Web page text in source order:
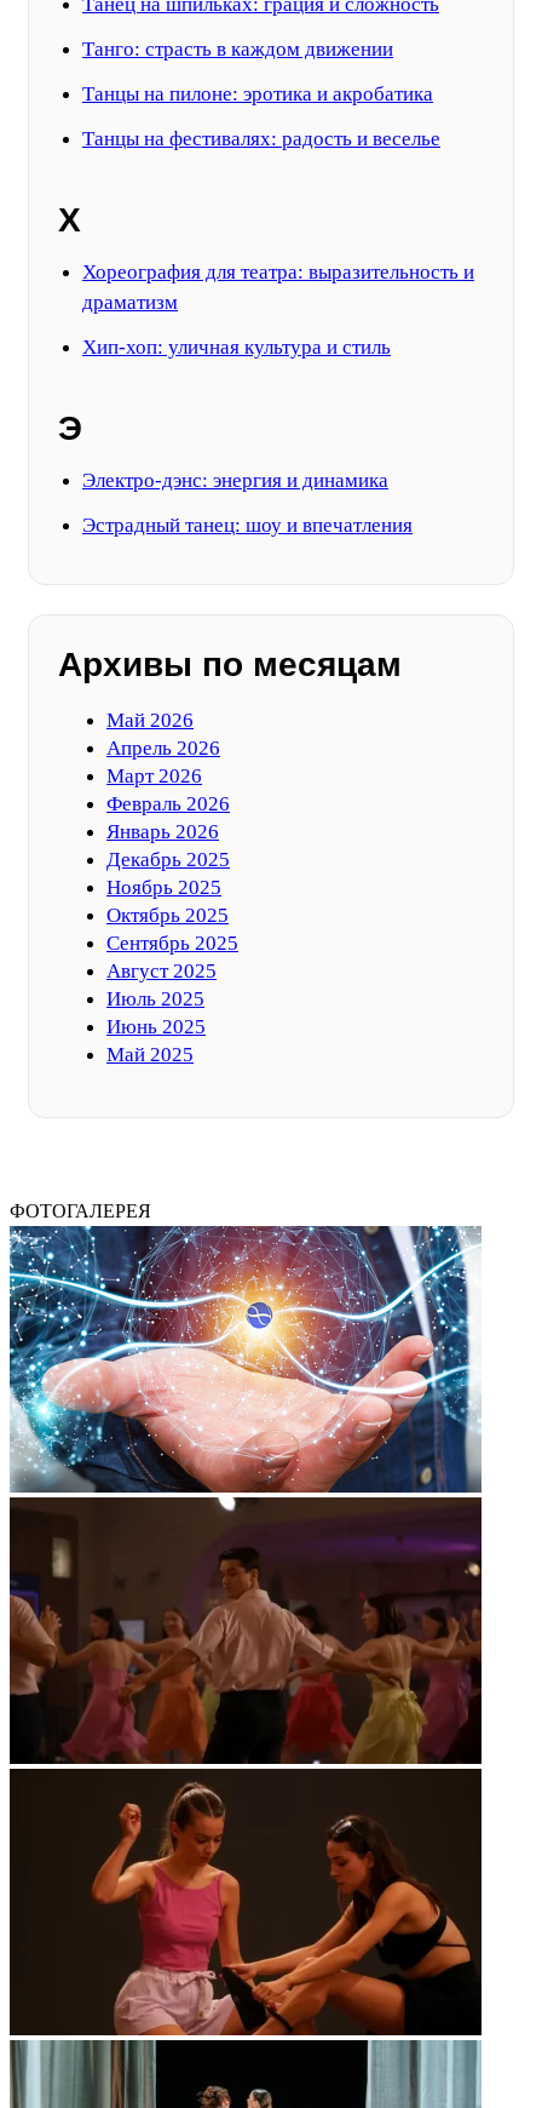
Танго: страсть в каждом движении
Танцы на пилоне: эротика и акробатика
Танцы на фестивалях: радость и веселье
Х
Хореография для театра: выразительность и
драматизм
Хип-хоп: уличная культура и стиль
Э
Электро-дэнс: энергия и динамика
Эстрадный танец: шоу и впечатления
Архивы по месяцам
Май 2026
Апрель 2026
Март 2026
Февраль 2026
Январь 2026
Декабрь 2025
Ноябрь 2025
Октябрь 2025
Сентябрь 2025
Август 2025
Июль 2025
Июнь 2025
Май 2025
ФОТОГАЛЕРЕЯ